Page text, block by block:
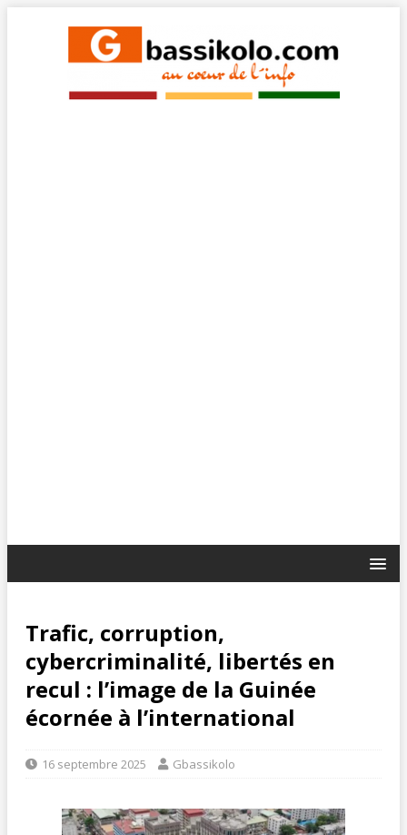
Trafic, corruption,
cybercriminalité, libertés en
recul : l’image de la Guinée
écornée à l’international
16 septembre 2025 Gbassikolo